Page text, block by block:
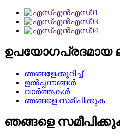
ഉപയോഗപ്രദമായ
ഞങ്ങളേക്കുറിച്ച്
ഉൽപ്പന്നങ്ങൾ
വാർത്തകൾ
ഞങ്ങളെ സമീപിക്കുക
ഞങ്ങളെ